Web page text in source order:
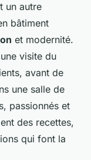
un autre
bâtiment
et modernité.
visite du
avant de
une salle de
passionnés et
des recettes,
qui font la